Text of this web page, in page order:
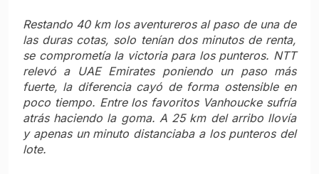
Restando 40 km los aventureros al paso de una de
las duras cotas, solo tenían dos minutos de renta,
se comprometía la victoria para los punteros. NTT
relevó a UAE Emirates poniendo un paso más
fuerte, la diferencia cayó de forma ostensible en
poco tiempo. Entre los favoritos Vanhoucke sufría
atrás haciendo la goma. A 25 km del arribo llovía
y apenas un minuto distanciaba a los punteros del
lote.